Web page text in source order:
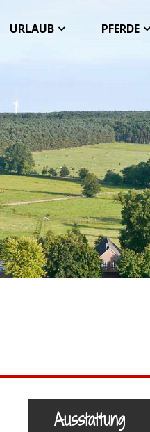
URLAUB PFERDE
Ausstattung